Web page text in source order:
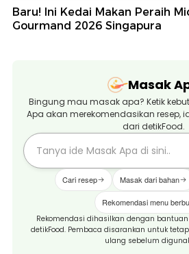
Baru! Ini Kedai Makan Peraih
Gourmand 2026 Singapura
Masak
Bingung mau masak apa? Ketik
Apa akan merekomendasikan resep,
dari detikFood.
Cari resep Masak dari bahan
Rekomendasi menu
Rekomendasi dihasilkan dengan
detikFood. Pembaca disarankan untuk
ulang sebelum